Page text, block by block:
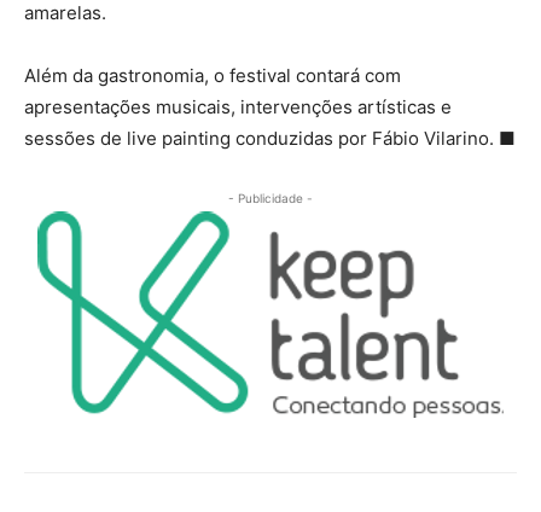
amarelas.
Além da gastronomia, o festival contará com
apresentações musicais, intervenções artísticas e
sessões de live painting conduzidas por Fábio Vilarino. ■
- Publicidade -